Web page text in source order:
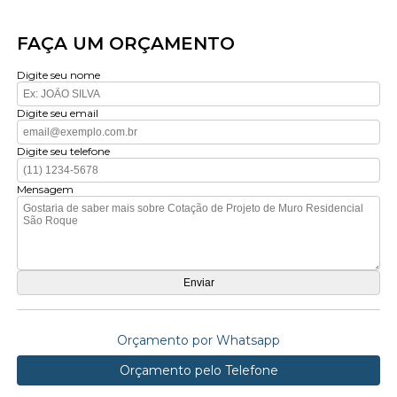
FAÇA UM ORÇAMENTO
Digite seu nome
Digite seu email
Digite seu telefone
Mensagem
Orçamento por Whatsapp
Orçamento pelo Telefone